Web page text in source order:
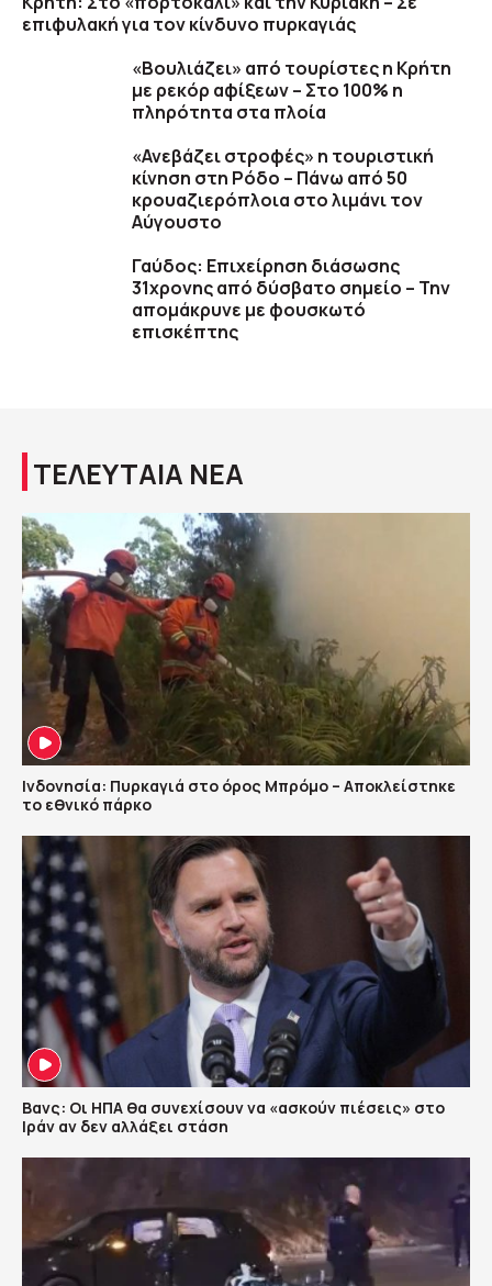
επιφυλακή για τον κίνδυνο πυρκαγιάς
«Βουλιάζει» από τουρίστες η Κρήτη
με ρεκόρ αφίξεων – Στο 100% η
πληρότητα στα πλοία
«Ανεβάζει στροφές» η τουριστική
κίνηση στη Ρόδο – Πάνω από 50
κρουαζιερόπλοια στο λιμάνι τον
Αύγουστο
Γαύδος: Επιχείρηση διάσωσης
31χρονης από δύσβατο σημείο – Την
απομάκρυνε με φουσκωτό
επισκέπτης
ΤΕΛΕΥΤΑΙΑ ΝΕΑ
Ινδονησία: Πυρκαγιά στο όρος Μπρόμο – Αποκλείστηκε
το εθνικό πάρκο
Βανς: Οι ΗΠΑ θα συνεχίσουν να «ασκούν πιέσεις» στο
Ιράν αν δεν αλλάξει στάση